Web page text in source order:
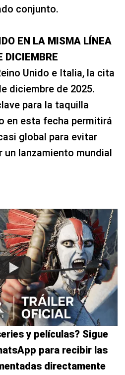
conjunto.
EN LA MISMA LÍNEA
DICIEMBRE
Unido e Italia, la cita
diciembre de 2025.
para la taquilla
en esta fecha permitirá
global para evitar
un lanzamiento mundial
y películas? Sigue
para recibir las
directamente